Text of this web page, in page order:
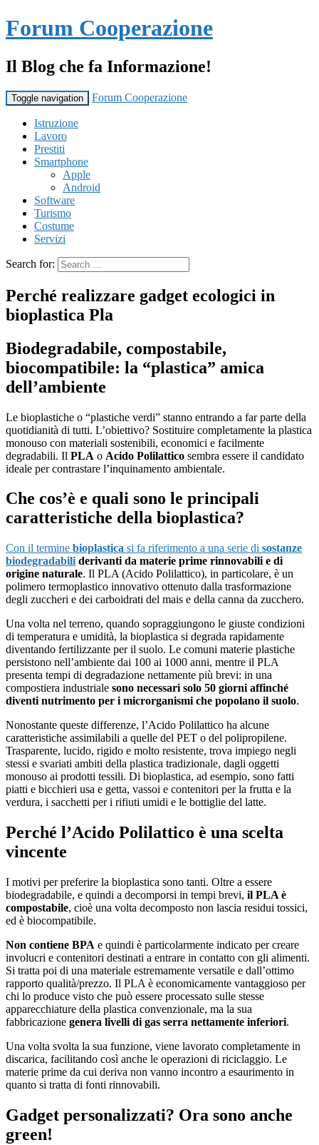
Forum Cooperazione
Il Blog che fa Informazione!
Toggle navigation Forum Cooperazione
Istruzione
Lavoro
Prestiti
Smartphone
Apple
Android
Software
Turismo
Costume
Servizi
Search for:
Perché realizzare gadget ecologici in
bioplastica Pla
Biodegradabile, compostabile,
biocompatibile: la “plastica” amica
dell’ambiente
Le bioplastiche o “plastiche verdi” stanno entrando a far parte della
quotidianità di tutti. L’obiettivo? Sostituire completamente la plastica
monouso con materiali sostenibili, economici e facilmente
degradabili. Il PLA o Acido Polilattico sembra essere il candidato
ideale per contrastare l’inquinamento ambientale.
Che cos’è e quali sono le principali
caratteristiche della bioplastica?
Con il termine bioplastica si fa riferimento a una serie di sostanze
biodegradabili derivanti da materie prime rinnovabili e di
origine naturale. Il PLA (Acido Polilattico), in particolare, è un
polimero termoplastico innovativo ottenuto dalla trasformazione
degli zuccheri e dei carboidrati del mais e della canna da zucchero.
Una volta nel terreno, quando sopraggiungono le giuste condizioni
di temperatura e umidità, la bioplastica si degrada rapidamente
diventando fertilizzante per il suolo. Le comuni materie plastiche
persistono nell’ambiente dai 100 ai 1000 anni, mentre il PLA
presenta tempi di degradazione nettamente più brevi: in una
compostiera industriale sono necessari solo 50 giorni affinché
diventi nutrimento per i microrganismi che popolano il suolo.
Nonostante queste differenze, l’Acido Polilattico ha alcune
caratteristiche assimilabili a quelle del PET o del polipropilene.
Trasparente, lucido, rigido e molto resistente, trova impiego negli
stessi e svariati ambiti della plastica tradizionale, dagli oggetti
monouso ai prodotti tessili. Di bioplastica, ad esempio, sono fatti
piatti e bicchieri usa e getta, vassoi e contenitori per la frutta e la
verdura, i sacchetti per i rifiuti umidi e le bottiglie del latte.
Perché l’Acido Polilattico è una scelta
vincente
I motivi per preferire la bioplastica sono tanti. Oltre a essere
biodegradabile, e quindi a decomporsi in tempi brevi, il PLA è
compostabile, cioè una volta decomposto non lascia residui tossici,
ed è biocompatibile.
Non contiene BPA e quindi è particolarmente indicato per creare
involucri e contenitori destinati a entrare in contatto con gli alimenti.
Si tratta poi di una materiale estremamente versatile e dall’ottimo
rapporto qualità/prezzo. Il PLA è economicamente vantaggioso per
chi lo produce visto che può essere processato sulle stesse
apparecchiature della plastica convenzionale, ma la sua
fabbricazione genera livelli di gas serra nettamente inferiori.
Una volta svolta la sua funzione, viene lavorato completamente in
discarica, facilitando così anche le operazioni di riciclaggio. Le
materie prime da cui deriva non vanno incontro a esaurimento in
quanto si tratta di fonti rinnovabili.
Gadget personalizzati? Ora sono anche
green!